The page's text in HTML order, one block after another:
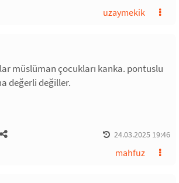
uzaymekik
müslüman çocukları kanka. pontuslu
değerli değiller.
24.03.2025 19:46
mahfuz